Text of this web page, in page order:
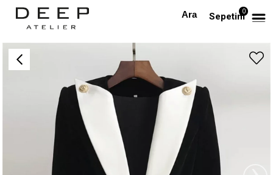
Sepetim0
Anasayfa DIŞ GİYİM Kadife Beyaz Yakalı Tasarım Ceket